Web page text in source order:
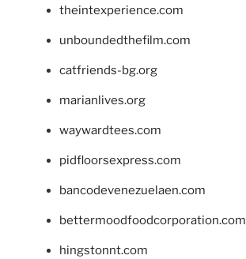
theintexperience.com
unboundedthefilm.com
catfriends-bg.org
marianlives.org
waywardtees.com
pidfloorsexpress.com
bancodevenezuelaen.com
bettermoodfoodcorporation.com
hingstonnt.com